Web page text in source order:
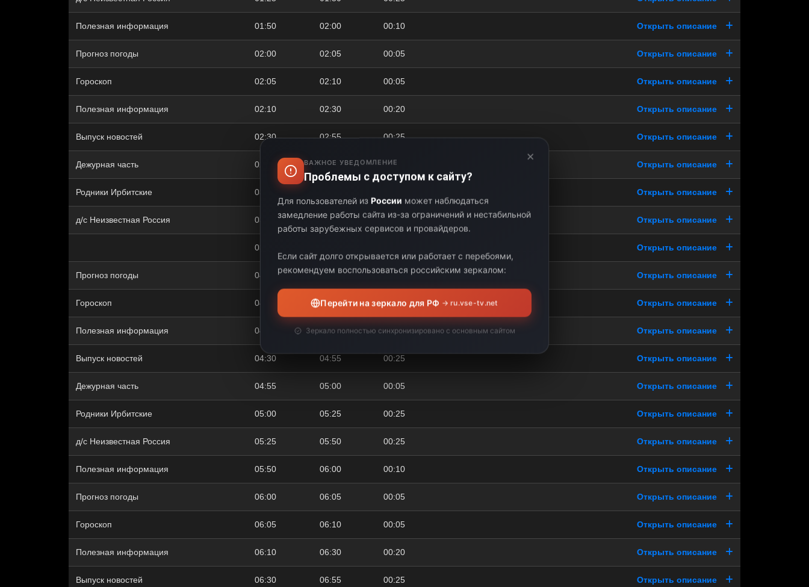
Полезная информация 01:50 02:00 00:10 Открыть описание
Прогноз погоды 02:00 02:05 00:05 Открыть описание
Гороскоп 02:05 02:10 00:05 Открыть описание
Полезная информация 02:10 02:30 00:20 Открыть описание
Выпуск новостей 02:30 02:55 00:25 Открыть описание
Дежурная часть 02:55 03:00 00:05 Открыть описание
Родники Ирбитские 03:00 Открыть описание
д/с Неизвестная Россия 03:25 03:50 00:25 Открыть описание
03:50 Открыть описание
Прогноз погоды 04:00 04:05 00:05 Открыть описание
Гороскоп 04:05 04:10 00:05 Открыть описание
Полезная информация 04:10 04:30 00:20 Открыть описание
Выпуск новостей 04:30 04:55 00:25 Открыть описание
Дежурная часть 04:55 05:00 00:05 Открыть описание
Родники Ирбитские 05:00 05:25 00:25 Открыть описание
д/с Неизвестная Россия 05:25 05:50 00:25 Открыть описание
Полезная информация 05:50 06:00 00:10 Открыть описание
Прогноз погоды 06:00 06:05 00:05 Открыть описание
Гороскоп 06:05 06:10 00:05 Открыть описание
Полезная информация 06:10 06:30 00:20 Открыть описание
Выпуск новостей 06:30 06:55 00:25 Открыть описание
×
ВАЖНОЕ УВЕДОМЛЕНИЕ
Проблемы с доступом к сайту?
Для пользователей из России может наблюдаться
замедление работы сайта из-за ограничений и нестабильной
работы зарубежных сервисов и провайдеров.
Если сайт долго открывается или работает с перебоями,
рекомендуем воспользоваться российским зеркалом:
Перейти на зеркало для РФ → ru.vse-tv.net
Зеркало полностью синхронизировано с основным сайтом